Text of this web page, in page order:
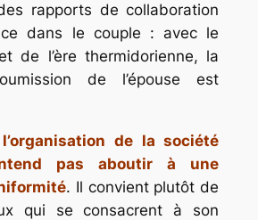
rapports de collaboration
dans le couple : avec le
de l’ère thermidorienne, la
de l’épouse est
de la société
pas aboutir à une
. Il convient plutôt de
qui se consacrent à son